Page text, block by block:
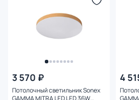
3 570 ₽
Потолочный светильник Sonex
GAMMA MITRA LED LED 36W
4